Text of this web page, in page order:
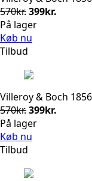
570kr.Den
oprindelige
pris
399kr.
På lager
Køb nu
Tilbud
Villeroy & Boch
570kr.Den
oprindelige
pris
399kr.
På lager
Køb nu
Tilbud